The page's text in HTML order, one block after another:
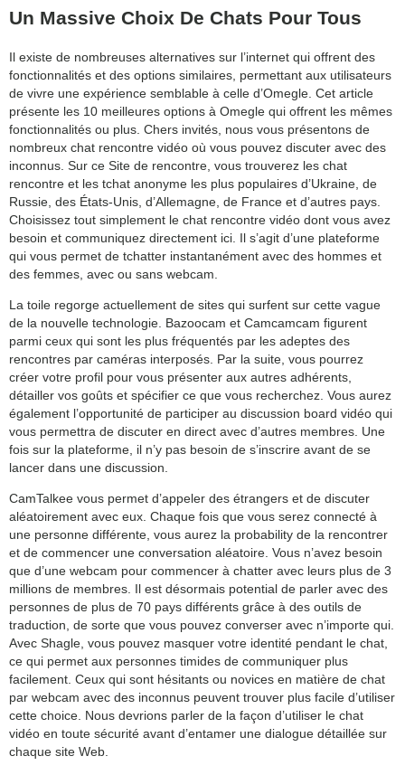
Un Massive Choix De Chats Pour Tous
Il existe de nombreuses alternatives sur l’internet qui offrent des
fonctionnalités et des options similaires, permettant aux utilisateurs
de vivre une expérience semblable à celle d’Omegle. Cet article
présente les 10 meilleures options à Omegle qui offrent les mêmes
fonctionnalités ou plus. Chers invités, nous vous présentons de
nombreux chat rencontre vidéo où vous pouvez discuter avec des
inconnus. Sur ce Site de rencontre, vous trouverez les chat
rencontre et les tchat anonyme les plus populaires d’Ukraine, de
Russie, des États-Unis, d’Allemagne, de France et d’autres pays.
Choisissez tout simplement le chat rencontre vidéo dont vous avez
besoin et communiquez directement ici. Il s’agit d’une plateforme
qui vous permet de tchatter instantanément avec des hommes et
des femmes, avec ou sans webcam.
La toile regorge actuellement de sites qui surfent sur cette vague
de la nouvelle technologie. Bazoocam et Camcamcam figurent
parmi ceux qui sont les plus fréquentés par les adeptes des
rencontres par caméras interposés. Par la suite, vous pourrez
créer votre profil pour vous présenter aux autres adhérents,
détailler vos goûts et spécifier ce que vous recherchez. Vous aurez
également l’opportunité de participer au discussion board vidéo qui
vous permettra de discuter en direct avec d’autres membres. Une
fois sur la plateforme, il n’y pas besoin de s’inscrire avant de se
lancer dans une discussion.
CamTalkee vous permet d’appeler des étrangers et de discuter
aléatoirement avec eux. Chaque fois que vous serez connecté à
une personne différente, vous aurez la probability de la rencontrer
et de commencer une conversation aléatoire. Vous n’avez besoin
que d’une webcam pour commencer à chatter avec leurs plus de 3
millions de membres. Il est désormais potential de parler avec des
personnes de plus de 70 pays différents grâce à des outils de
traduction, de sorte que vous pouvez converser avec n’importe qui.
Avec Shagle, vous pouvez masquer votre identité pendant le chat,
ce qui permet aux personnes timides de communiquer plus
facilement. Ceux qui sont hésitants ou novices en matière de chat
par webcam avec des inconnus peuvent trouver plus facile d’utiliser
cette choice. Nous devrions parler de la façon d’utiliser le chat
vidéo en toute sécurité avant d’entamer une dialogue détaillée sur
chaque site Web.